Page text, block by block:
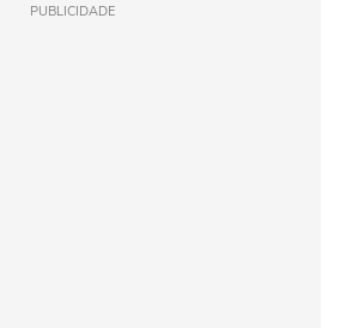
PUBLICIDADE